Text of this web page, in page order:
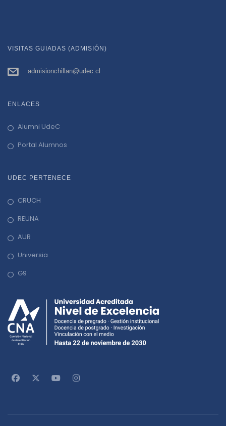
VISITAS GUIADAS (ADMISIÓN)
admisionchillan@udec.cl
ENLACES
Alumni UdeC
Portal Alumnos
UDEC PERTENECE
CRUCH
REUNA
AUR
Universia
G9